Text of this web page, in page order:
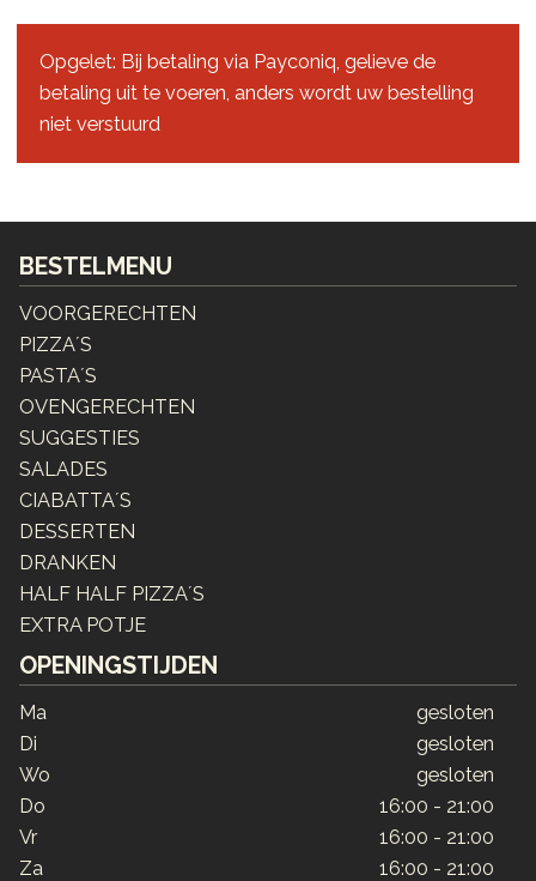
Opgelet: Bij betaling via Payconiq, gelieve de
betaling uit te voeren, anders wordt uw bestelling
niet verstuurd
BESTELMENU
VOORGERECHTEN
PIZZA´S
PASTA´S
OVENGERECHTEN
SUGGESTIES
SALADES
CIABATTA´S
DESSERTEN
DRANKEN
HALF HALF PIZZA´S
EXTRA POTJE
OPENINGSTIJDEN
Ma
gesloten
Di
gesloten
Wo
gesloten
Do
16:00 - 21:00
Vr
16:00 - 21:00
Za
16:00 - 21:00